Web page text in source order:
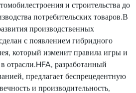
и строительства до
потребительских товаров.В
производственных
с появлением гибридного
который изменит правила игры и
отрасли.HFA, разработанный
предлагает беспрецедентную
и производительность,